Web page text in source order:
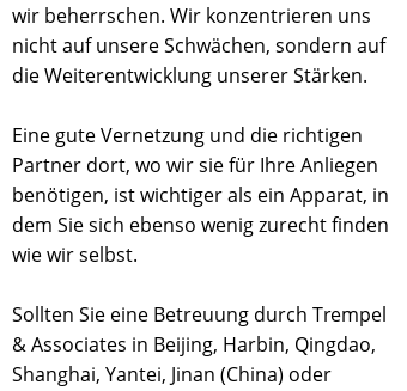
wir beherrschen. Wir konzentrieren uns
nicht auf unsere Schwächen, sondern auf
die Weiterentwicklung unserer Stärken.
Eine gute Vernetzung und die richtigen
Partner dort, wo wir sie für Ihre Anliegen
benötigen, ist wichtiger als ein Apparat, in
dem Sie sich ebenso wenig zurecht finden
wie wir selbst.
Sollten Sie eine Betreuung durch Trempel
& Associates in Beijing, Harbin, Qingdao,
Shanghai, Yantei, Jinan (China) oder